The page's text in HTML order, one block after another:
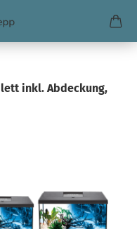
inkl. Abdeckung,